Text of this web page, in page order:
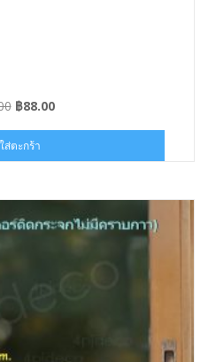
Original
was:
฿160.00.
฿88.00Current
฿88.00.
ส่ตะกร้า